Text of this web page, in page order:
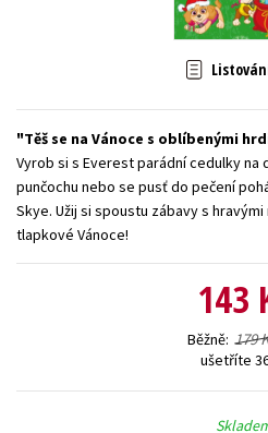
Zahraniční
Všechny
Těš se na Vánoce s oblíbenými
Vyrob si s Everest parádní cedulky
punčochu nebo se pusť do pečení
Skye. Užij si spoustu zábavy s
tlapkové Vánoce!
143
Běžně 179
ušetříte